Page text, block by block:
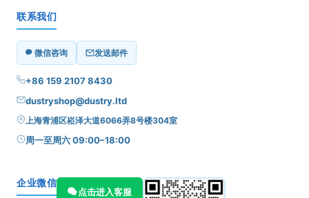
联系我们
微信咨询 发送邮件
+86 159 2107 8430
dustryshop@dustry.ltd
上海青浦区崧泽大道6066弄8号楼304室
周一至周六 09:00–18:00
企业微信
点击进入客服